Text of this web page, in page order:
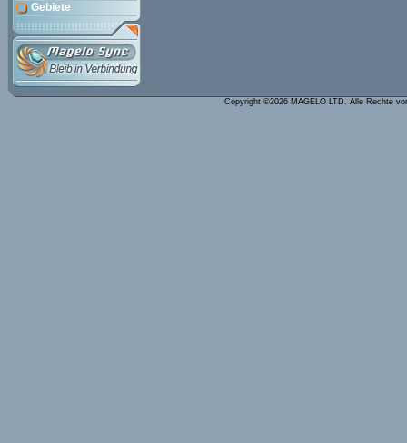
Gebiete
Copyright ©2026 MAGELO LTD. Alle Rechte